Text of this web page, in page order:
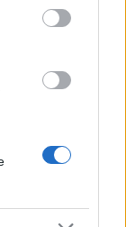
zbog
tri godine
kaznu
je predložio
djela
osobe.